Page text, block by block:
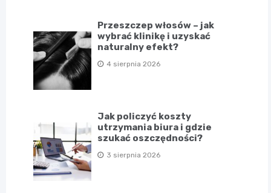
Przeszczep włosów – jak
wybrać klinikę i uzyskać
naturalny efekt?
4 sierpnia 2026
Jak policzyć koszty
utrzymania biura i gdzie
szukać oszczędności?
3 sierpnia 2026